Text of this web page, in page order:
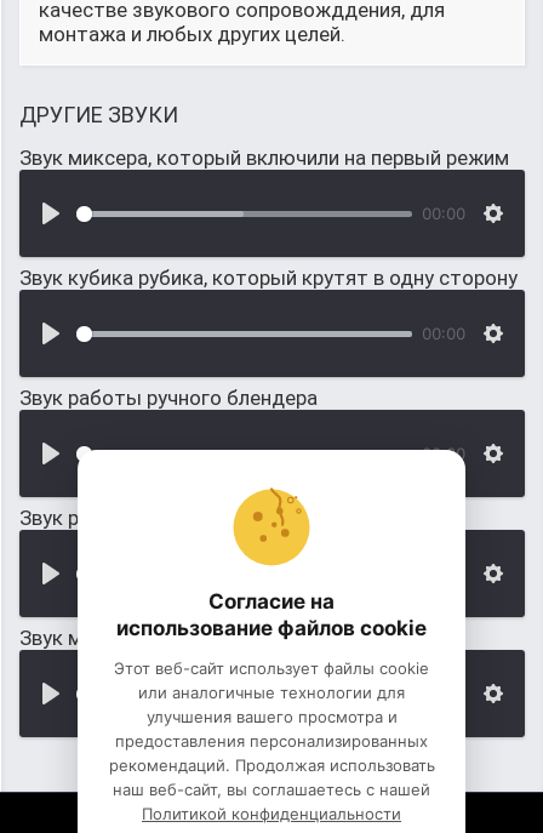
качестве звукового сопровожддения, для
монтажа и любых других целей.
ДРУГИЕ ЗВУКИ
Звук миксера, который включили на первый режим
00:00
Звук кубика рубика, который крутят в одну сторону
00:00
Звук работы ручного блендера
00:00
Звук ручного школьного колокольчика
Звук маленького миксера на батарейках
Согласие на
использование файлов cookie
Этот веб-сайт использует файлы cookie
или аналогичные технологии для
улучшения вашего просмотра и
предоставления персонализированных
рекомендаций. Продолжая использовать
наш веб-сайт, вы соглашаетесь с нашей
Политикой конфиденциальности